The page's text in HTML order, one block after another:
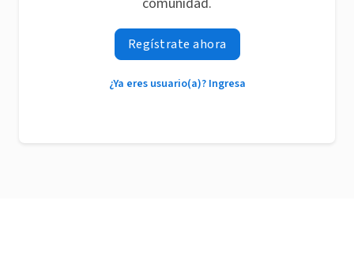
Regístrate ahora
¿Ya eres usuario(a)? Ingresa